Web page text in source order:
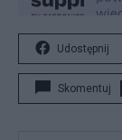
Udostępnij
Skomentuj